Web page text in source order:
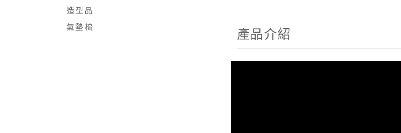
造型品
氣墊梳
產品介紹